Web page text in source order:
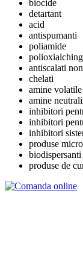
biocide
detartant
acid
antispumanti
poliamide
antiscalati
chelati
amine volatile
amine
inhibitori
inhibitori
inhibitori
produse
biodispersanti
produse de